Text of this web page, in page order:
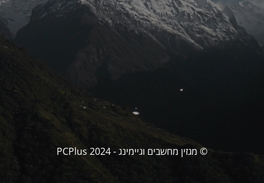
© מגזין מחשבים וגיימינג - PCPlus 2024